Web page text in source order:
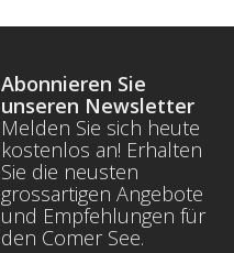
Abonnieren Sie
unseren Newsletter
Melden Sie sich heute
kostenlos an! Erhalten
Sie die neusten
grossartigen Angebote
und Empfehlungen für
den Comer See.